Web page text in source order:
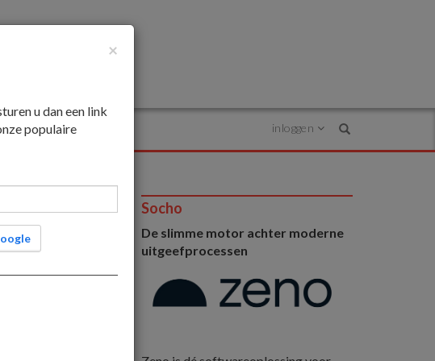
inloggen
Socho
De slimme motor achter moderne
uitgeefprocessen
×
u dan een link
populaire